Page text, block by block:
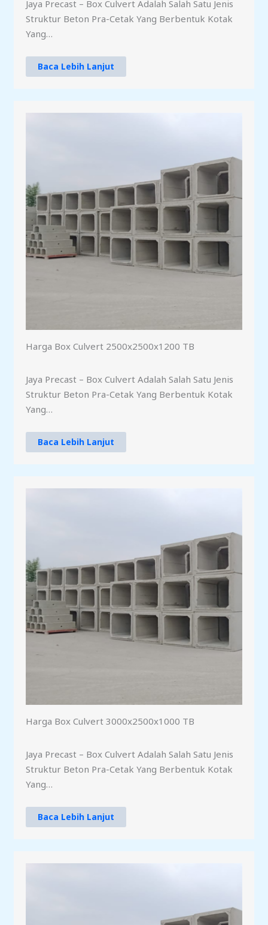
Jaya Precast – Box Culvert Adalah Salah Satu Jenis
Struktur Beton Pra-Cetak Yang Berbentuk Kotak
Yang…
Baca Lebih Lanjut
Harga Box Culvert 2500x2500x1200 TB
Jaya Precast – Box Culvert Adalah Salah Satu Jenis
Struktur Beton Pra-Cetak Yang Berbentuk Kotak
Yang…
Baca Lebih Lanjut
Harga Box Culvert 3000x2500x1000 TB
Jaya Precast – Box Culvert Adalah Salah Satu Jenis
Struktur Beton Pra-Cetak Yang Berbentuk Kotak
Yang…
Baca Lebih Lanjut